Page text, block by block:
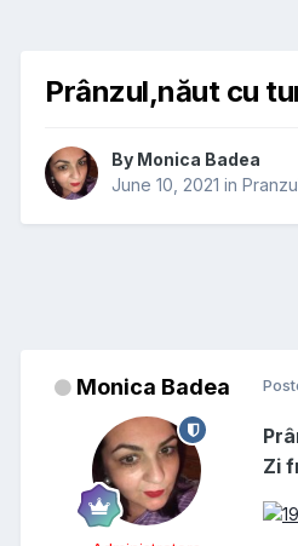
Prânzul,năut cu
By Monica Badea
June 10, 2021 in
Monica Badea
Zi